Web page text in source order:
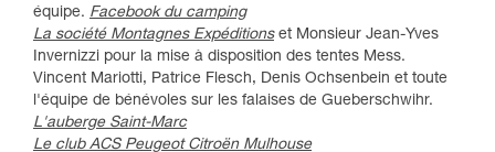
équipe. Facebook du camping
La société Montagnes Expéditionset Monsieur Jean-Yves
Invernizzi pour la mise à disposition des tentes Mess.
Vincent Mariotti, Patrice Flesch, Denis Ochsenbein et toute
l'équipe de bénévoles sur les falaises de Gueberschwihr.
L'auberge Saint-Marc
Le club ACS Peugeot Citroën Mulhouse